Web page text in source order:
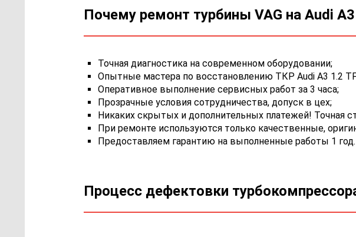
Почему ремонт турбины VAG на Audi
Точная диагностика на современном оборудовании;
Опытные мастера по восстановлению ТКР Audi A3 1.2
Оперативное выполнение сервисных работ за 3 часа;
Прозрачные условия сотрудничества, допуск в цех;
Никаких скрытых и дополнительных платежей! Точная
При ремонте используются только качественные,
Предоставляем гарантию на выполненные работы 1 год.
Процесс дефектовки